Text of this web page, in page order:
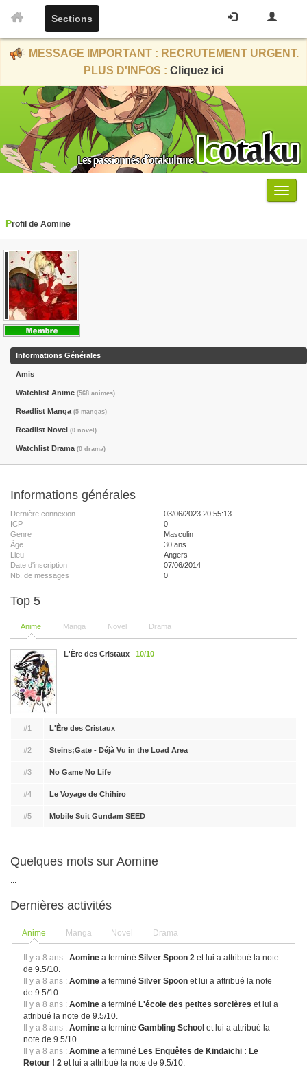
Sections
MESSAGE IMPORTANT : RECRUTEMENT URGENT.
PLUS D'INFOS : Cliquez ici
Menu
Profil de Aomine
Informations Générales
Amis
Watchlist Anime (568 animes)
Readlist Manga (5 mangas)
Readlist Novel (0 novel)
Watchlist Drama (0 drama)
Informations générales
Dernière connexion
03/06/2023 20:55:13
ICP
0
Genre
Masculin
Âge
30 ans
Lieu
Angers
Date d'inscription
07/06/2014
Nb. de messages
0
Top 5
Anime Manga Novel Drama
L'Ère des Cristaux 10/10
#1 L'Ère des Cristaux
#2 Steins;Gate - Déjà Vu in the Load Area
#3 No Game No Life
#4 Le Voyage de Chihiro
#5 Mobile Suit Gundam SEED
Quelques mots sur Aomine
Dernières activités
Anime Manga Novel Drama
Il y a 8 ans : Aomine a terminéSilver Spoon 2 et lui a attribué la note
de 9.5/10.
Il y a 8 ans : Aomine a terminéSilver Spoon et lui a attribué la note
de 9.5/10.
Il y a 8 ans : Aomine a terminé L'école des petites sorcières et lui a
attribué la note de 9.5/10.
Il y a 8 ans : Aomine a terminéGambling School et lui a attribué la
note de 9.5/10.
Il y a 8 ans : Aomine a terminé Les Enquêtes de Kindaichi : Le
Retour ! 2 et lui a attribué la note de 9.5/10.